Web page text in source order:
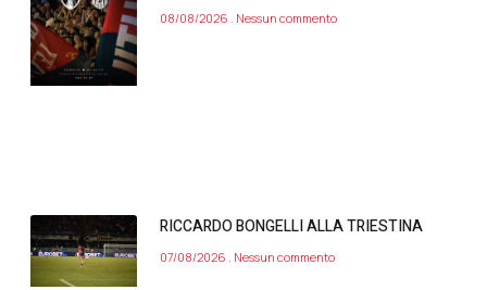
08/08/2026 Nessun commento
RICCARDO BONGELLI ALLA TRIESTINA
07/08/2026 Nessun commento